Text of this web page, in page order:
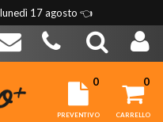
17 agosto 👈
0
PREVENTIVO
0
CARRELLO